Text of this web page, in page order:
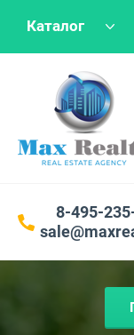
Каталог
8-495-